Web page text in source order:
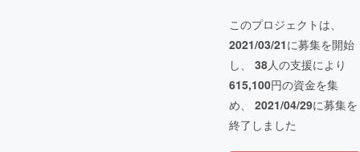
このプロジェクトは、
2021/03/21に募集を開始
し、 38人の支援により
615,100円の資金を集
め、 2021/04/29に募集を
終了しました